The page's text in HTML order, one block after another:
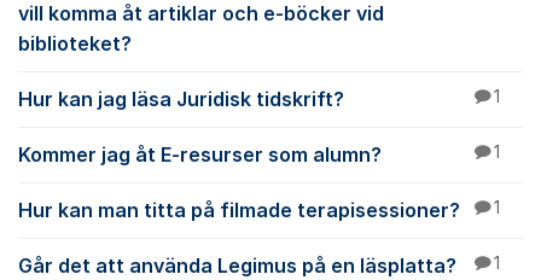
vill komma åt artiklar och e-böcker vid
biblioteket?
Hur kan jag läsa Juridisk tidskrift? 1
Kommer jag åt E-resurser som alumn? 1
Hur kan man titta på filmade terapisessioner? 1
Går det att använda Legimus på en läsplatta? 1